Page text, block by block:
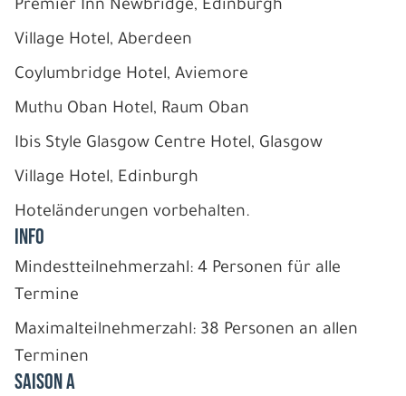
Premier Inn Newbridge, Edinburgh
Village Hotel, Aberdeen
Coylumbridge Hotel, Aviemore
Muthu Oban Hotel, Raum Oban
Ibis Style Glasgow Centre Hotel, Glasgow
Village Hotel, Edinburgh
Hoteländerungen vorbehalten.
INFO
Mindestteilnehmerzahl: 4 Personen für alle
Termine
Maximalteilnehmerzahl: 38 Personen an allen
Terminen
Saison A